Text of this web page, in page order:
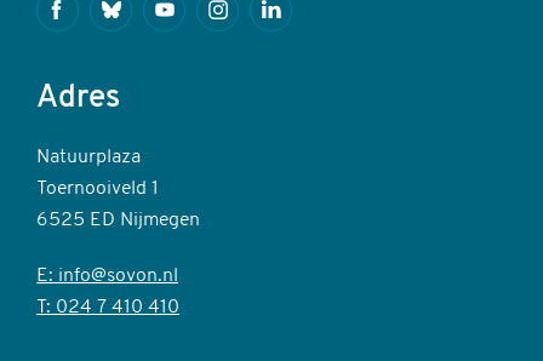
FacebookBlueskyYoutubeInstagramLinkedin
Adres
Natuurplaza
Toernooiveld 1
6525 ED Nijmegen
E: info@sovon.nl
T: 024 7 410 410